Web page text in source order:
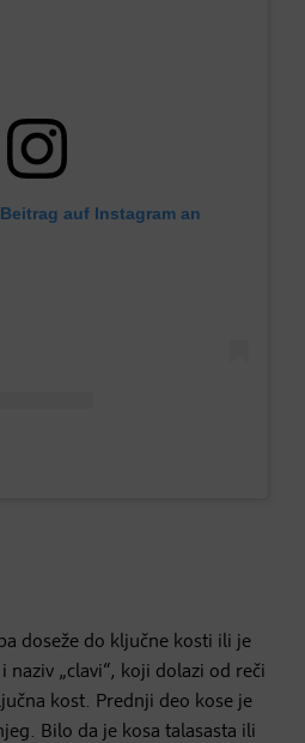
auf Instagram an
doseže do ključne kosti ili je
naziv „clavi“, koji dolazi od reči
kost. Prednji deo kose je
Bilo da je kosa talasasta ili